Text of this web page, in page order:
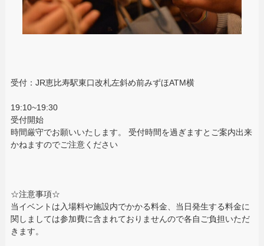
受付：JR恵比寿駅東口改札左斜め前みずほATM横
19:10~19:30
受付開始
時間厳守でお願いいたします。 受付時間を過ぎますとご案内出来
かねますのでご注意ください
☆注意事項☆
当イベントは入場料や施設内でかかる料金、当日発生する料金に
関しましては参加費に含まれておりませんので各自ご負担いただ
きます。